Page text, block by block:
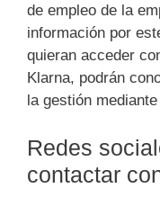
de empleo de la
información por
quieran acceder
Klarna, podrán
la gestión
Redes
contactar